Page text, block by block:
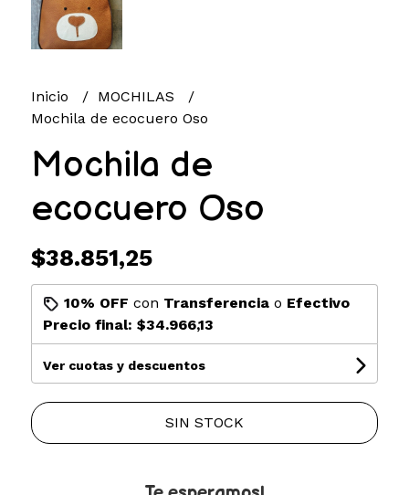
Inicio
MOCHILAS
Mochila de ecocuero Oso
Mochila de
ecocuero Oso
$38.851,25
10% OFF con Transferenciao Efectivo
Precio final: $34.966,13
Ver cuotas y descuentos
SIN STOCK